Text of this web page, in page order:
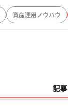
資産運用ノウハウ
記事